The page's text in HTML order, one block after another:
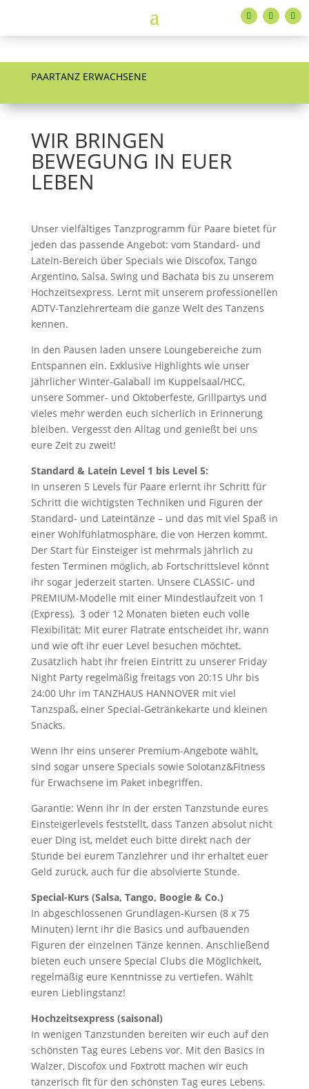
PAARTANZ ERWACHSENE
WIR BRINGEN
BEWEGUNG IN EUER
LEBEN
Unser vielfältiges Tanzprogramm für Paare bietet für
jeden das passende Angebot: vom Standard- und
Latein-Bereich über Specials wie Discofox, Tango
Argentino, Salsa, Swing und Bachata bis zu unserem
Hochzeitsexpress. Lernt mit unserem professionellen
ADTV-Tanzlehrerteam die ganze Welt des Tanzens
kennen.
In den Pausen laden unsere Loungebereiche zum
Entspannen ein. Exklusive Highlights wie unser
jährlicher Winter-Galaball im Kuppelsaal/HCC,
unsere Sommer- und Oktoberfeste, Grillpartys und
vieles mehr werden euch sicherlich in Erinnerung
bleiben. Vergesst den Alltag und genießt bei uns
eure Zeit zu zweit!
Standard & Latein Level 1 bis Level 5:
In unseren 5 Levels für Paare erlernt ihr Schritt für
Schritt die wichtigsten Techniken und Figuren der
Standard- und Lateintänze – und das mit viel Spaß in
einer Wohlfühlatmosphäre, die von Herzen kommt.
Der Start für Einsteiger ist mehrmals jährlich zu
festen Terminen möglich, ab Fortschrittslevel könnt
ihr sogar jederzeit starten. Unsere CLASSIC- und
PREMIUM-Modelle mit einer Mindestlaufzeit von 1
(Express), 3 oder 12 Monaten bieten euch volle
Flexibilität: Mit eurer Flatrate entscheidet ihr, wann
und wie oft ihr euer Level besuchen möchtet.
Zusätzlich habt ihr freien Eintritt zu unserer Friday
Night Party regelmäßig freitags von 20:15 Uhr bis
24:00 Uhr im TANZHAUS HANNOVER mit viel
Tanzspaß, einer Special-Getränkekarte und kleinen
Snacks.
Wenn ihr eins unserer Premium-Angebote wählt,
sind sogar unsere Specials sowie Solotanz&Fitness
für Erwachsene im Paket inbegriffen.
Garantie: Wenn ihr in der ersten Tanzstunde eures
Einsteigerlevels feststellt, dass Tanzen absolut nicht
euer Ding ist, meldet euch bitte direkt nach der
Stunde bei eurem Tanzlehrer und ihr erhaltet euer
Geld zurück, auch für die absolvierte Stunde.
Special-Kurs (Salsa, Tango, Boogie & Co.)
In abgeschlossenen Grundlagen-Kursen (8 x 75
Minuten) lernt ihr die Basics und aufbauenden
Figuren der einzelnen Tänze kennen. Anschließend
bieten euch unsere Special Clubs die Möglichkeit,
regelmäßig eure Kenntnisse zu vertiefen. Wählt
euren Lieblingstanz!
Hochzeitsexpress (saisonal)
In wenigen Tanzstunden bereiten wir euch auf den
schönsten Tag eures Lebens vor. Mit den Basics in
Walzer, Discofox und Foxtrott machen wir euch
tänzerisch fit für den schönsten Tag eures Lebens.